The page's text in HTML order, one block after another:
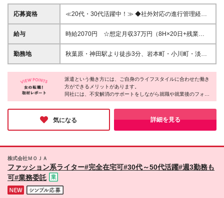
応募資格
≪20代・30代活躍中！≫ ◆社外対応の進行管理経験
◆マルチタスク業務の経験 ◆契約書作成を含めた事
務経験 ※ブランクがある方やこれまでのご経験に自信
歴をなるべく詳細に記載いただけると、面談までがス
ムーズです！
給与
時給2070円 ☆想定月収37万円（8H×20日+残業
15H） ※交通費全額支給 ※在宅日数に応じて、在宅勤
務手当あり
勤務地
秋葉原・神田駅より徒歩3分、岩本町・小川町・淡路
町駅より徒歩5分 ▼服装：オフィスカジュアル ▼働き
方：基本在宅勤務 ※案件によってはクライアント先に
行くことがあります。 ▼受動喫煙対策：屋内禁煙
派遣という働き方には、ご自身のライフスタイルに合わせた働き
方ができるメリットがあります。
同社には、不安解消のサポートをしながら就職や就業後のフォロ
ーを担当するコーディネーターがいるそう。
派遣先には言いにくいような要望から、小さな不安までしっかり
と聞いてくれるスタッフがいると、安心しますよね♪
気になる 詳細を見る
株式会社ＭＯＪＡ
ファッション系ライター#完全在宅可#30代～50代活躍#週3勤務も
可#業務委託